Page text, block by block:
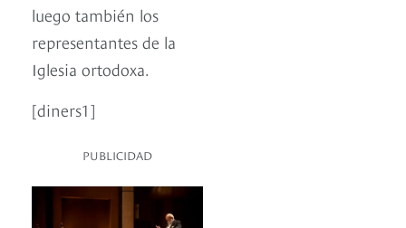
luego también los
representantes de la
Iglesia ortodoxa.
[diners1]
PUBLICIDAD